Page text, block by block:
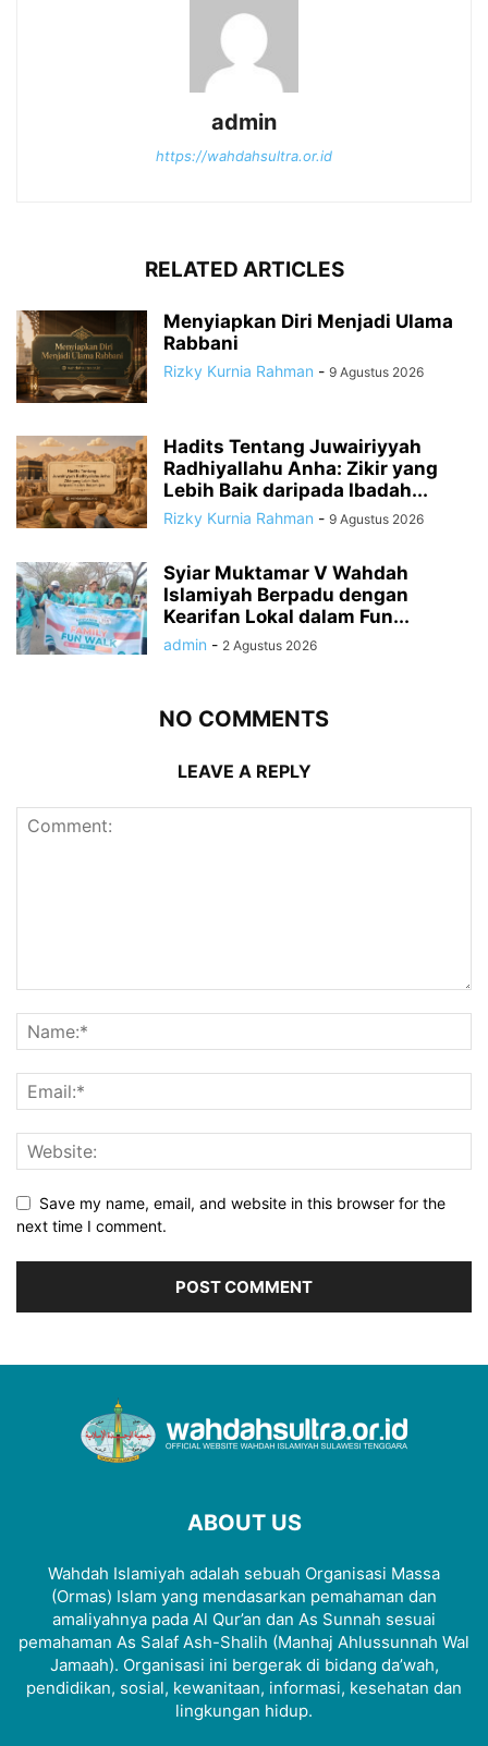
admin
https://wahdahsultra.or.id
RELATED ARTICLES
Menyiapkan Diri Menjadi Ulama
Rabbani
Rizky Kurnia Rahman - 9 Agustus 2026
Hadits Tentang Juwairiyyah
Radhiyallahu Anha: Zikir yang
Lebih Baik daripada Ibadah...
Rizky Kurnia Rahman - 9 Agustus 2026
Syiar Muktamar V Wahdah
Islamiyah Berpadu dengan
Kearifan Lokal dalam Fun...
admin - 2 Agustus 2026
NO COMMENTS
LEAVE A REPLY
Save my name, email, and website in this browser for the
next time I comment.
ABOUT US
Wahdah Islamiyah adalah sebuah Organisasi Massa
(Ormas) Islam yang mendasarkan pemahaman dan
amaliyahnya pada Al Qur’an dan As Sunnah sesuai
pemahaman As Salaf Ash-Shalih (Manhaj Ahlussunnah Wal
Jamaah). Organisasi ini bergerak di bidang da’wah,
pendidikan, sosial, kewanitaan, informasi, kesehatan dan
lingkungan hidup.